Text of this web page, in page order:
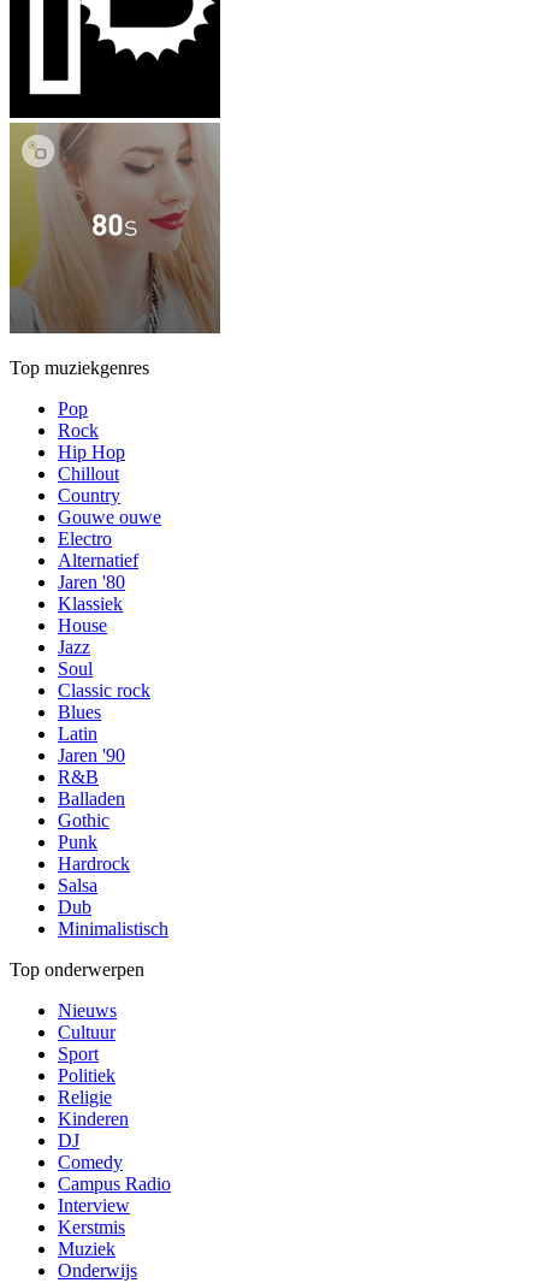
Top muziekgenres
Pop
Rock
Hip Hop
Chillout
Country
Gouwe ouwe
Electro
Alternatief
Jaren '80
Klassiek
House
Jazz
Soul
Classic rock
Blues
Latin
Jaren '90
R&B
Balladen
Gothic
Punk
Hardrock
Salsa
Dub
Minimalistisch
Top onderwerpen
Nieuws
Cultuur
Sport
Politiek
Religie
Kinderen
DJ
Comedy
Campus Radio
Interview
Kerstmis
Muziek
Onderwijs